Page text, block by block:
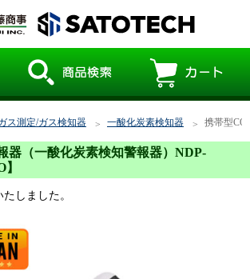
ス測定/ガス検知器 一酸化炭素検知器 携帯型CO
器（一酸化炭素検知警報器）NDP-
しました。